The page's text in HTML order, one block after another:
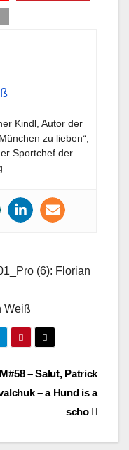
Kindl, Autor der
zu lieben“,
Sportchef der
(6): Florian
Weiß
– Salut, Patrick
– a Hund is a
scho